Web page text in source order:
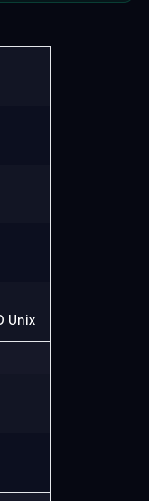
Unix